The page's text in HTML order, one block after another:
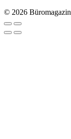
© 2026 Büromagazin